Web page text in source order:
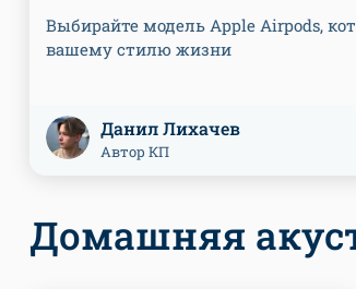
Выбирайте модель Apple Airpods,
вашему стилю жизни
Данил Лихачев
Автор КП
Домашняя